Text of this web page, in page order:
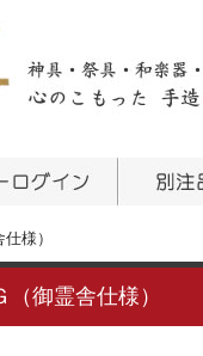
様）
御霊舎仕様）